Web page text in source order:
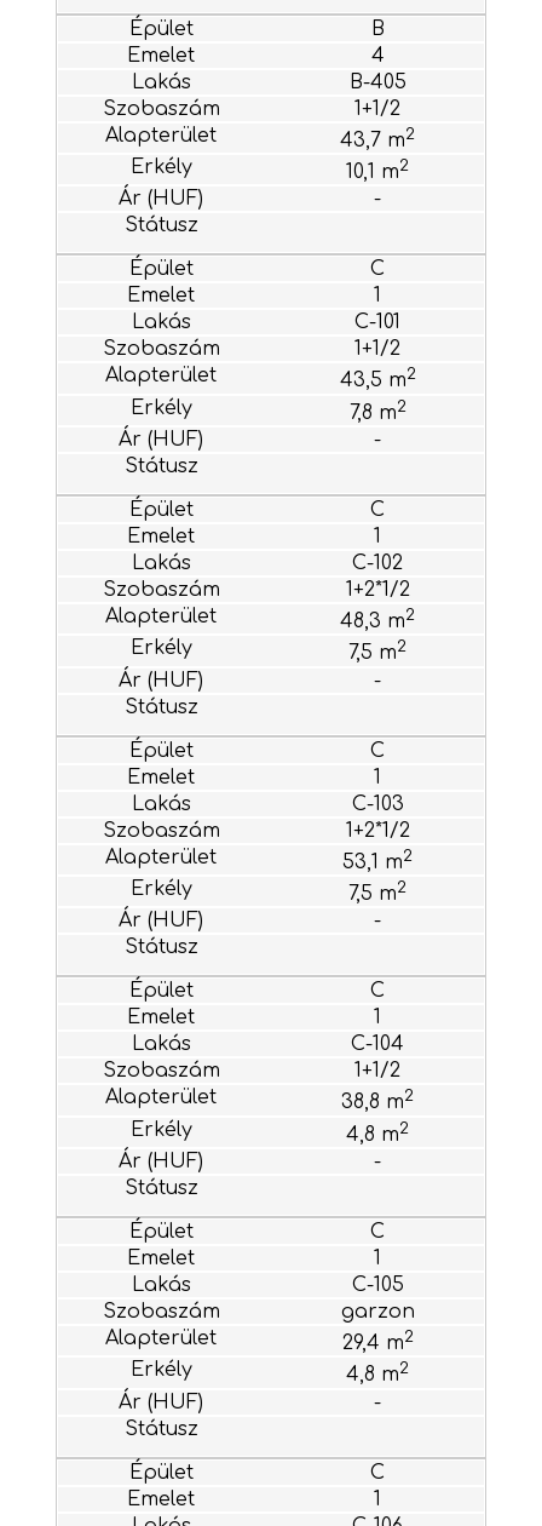
B
4
B-405
1+1/2
43,7 m2
10,1 m2
-
C
1
C-101
1+1/2
43,5 m2
7,8 m2
-
C
1
C-102
1+2*1/2
48,3 m2
7,5 m2
-
C
1
C-103
1+2*1/2
53,1 m2
7,5 m2
-
C
1
C-104
1+1/2
38,8 m2
4,8 m2
-
C
1
C-105
garzon
29,4 m2
4,8 m2
-
C
1